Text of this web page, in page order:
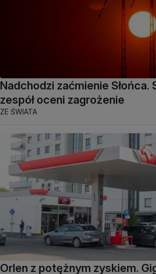
Nadchodzi zaćmienie Słońca.
zespół oceni zagrożenie
ZE ŚWIATA
Orlen z potężnym zyskiem.